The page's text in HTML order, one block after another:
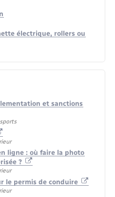
électrique, rollers ou
et sanctions
ligne : où faire la photo
?
le permis de conduire